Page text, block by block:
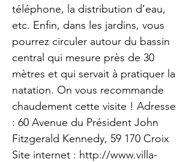
téléphone, la distribution d’eau,
etc. Enfin, dans les jardins, vous
pourrez circuler autour du bassin
central qui mesure près de 30
mètres et qui servait à pratiquer la
natation. On vous recommande
chaudement cette visite ! Adresse
: 60 Avenue du Président John
Fitzgerald Kennedy, 59 170 Croix
Site internet : http://www.villa-